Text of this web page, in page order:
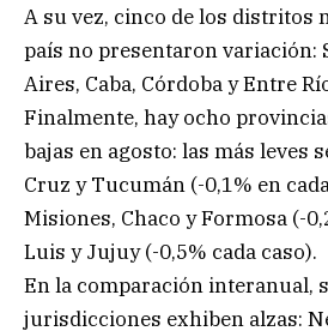
A su vez, cinco de los distritos
país no presentaron variación:
Aires, Caba, Córdoba y Entre
Finalmente, hay ocho
bajas en agosto: las más leves
Cruz y Tucumán (-0,1% en
Misiones, Chaco y Formosa (-
Luis y Jujuy (-0,5% cada caso).
En la comparación interanual,
jurisdicciones exhiben alzas: